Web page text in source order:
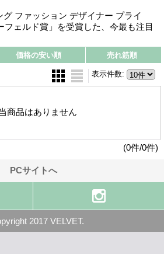
グ ファッション デザイナー プライ
フェルド賞」を受賞した、今最も注目
価格の安い順 売れ筋順
表示件数:
商品はありません
(0件/0件)
PCサイトへ
2017 VELVET.